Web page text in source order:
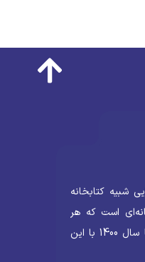
کتابخانه
است که هر
اتاقش کتابخانه است و ما سال 1400 با این